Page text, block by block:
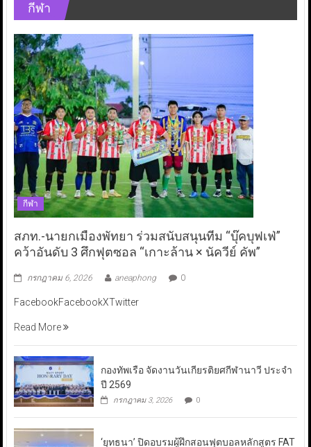
กีฬา
กีฬา
สภท.-นายกเมืองพัทยา ร่วมสนับสนุนทีม “บุ๊คบุฟเฟ่”
คว้าอันดับ 3 ศึกฟุตซอล “เกาะล้าน × นัควีย์ คัพ”
กรกฎาคม 6, 2026 aneaphong 0
FacebookFacebookXTwitter
Read More
กองทัพเรือ จัดงานวันเกียรติยศกีฬานาวี ประจำ
ปี 2569
กรกฎาคม 3, 2026 0
‘ยุทธนา’ ปิดอบรมผู้ฝึกสอนฟุตบอลหลักสูตร FAT